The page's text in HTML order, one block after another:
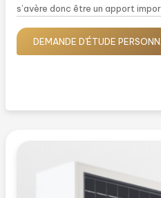
s’avère donc être un apport
Le volet conçu pour
exigence de la marque NF
DEMANDE D'ÉTUDE